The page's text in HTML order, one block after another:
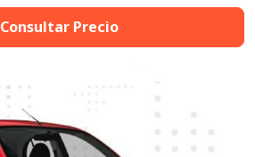
Consultar Precio